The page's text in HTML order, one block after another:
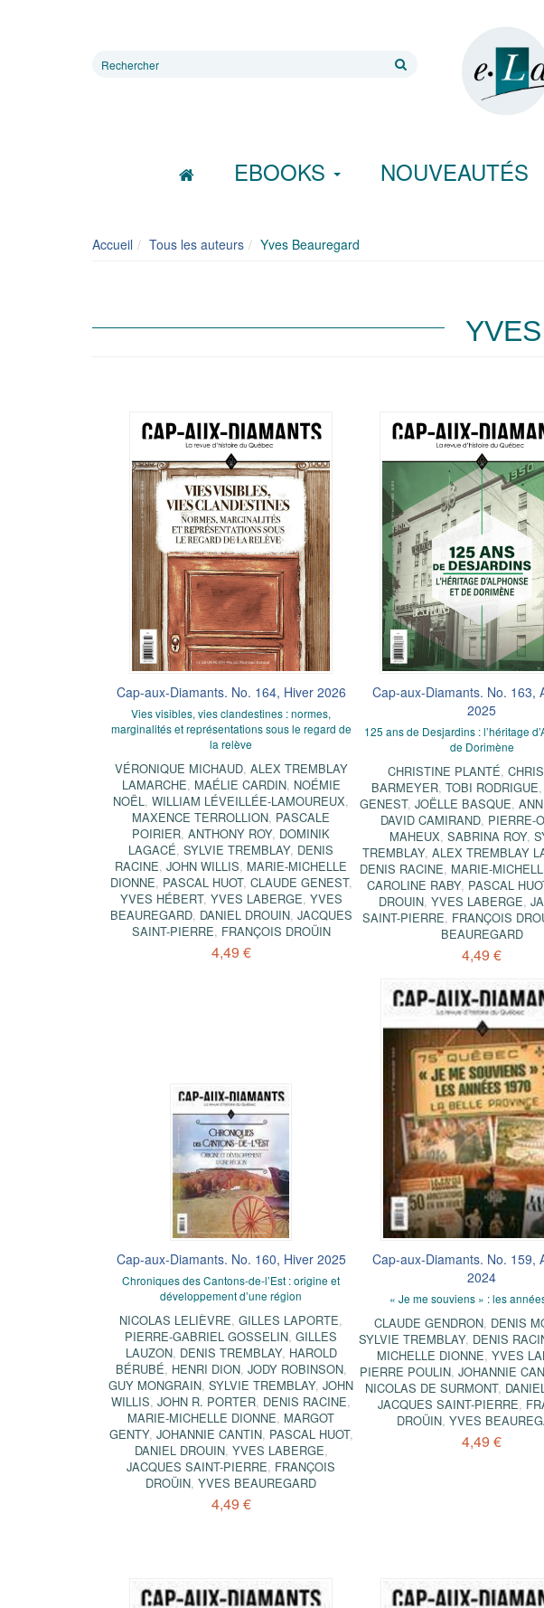
Rechercher
EBOOKS NOUVEAUTÉS
Accueil Tous les auteurs Yves Beauregard
Cap-aux-Diamants. No. 164, Hiver 2026
Vies visibles, vies clandestines : normes,
marginalités et représentations sous le regard de
la relève
VÉRONIQUE MICHAUD, ALEX TREMBLAY
LAMARCHE, MAÉLIE CARDIN, NOÉMIE
NOËL ,WILLIAM LÉVEILLÉE-LAMOUREUX,
MAXENCE TERROLLION, PASCALE
POIRIER,ANTHONY ROY, DOMINIK
LAGACÉ,SYLVIE TREMBLAY, DENIS
RACINE,JOHN WILLIS, MARIE-MICHELLE
DIONNE, PASCAL HUOT, CLAUDE GENEST,
YVES HÉBERT, YVES LABERGE, YVES
BEAUREGARD, DANIEL DROUIN, JACQUES
SAINT-PIERRE, FRANÇOIS DROÜIN
4,49 €
Cap-aux-Diamants. No. 163,
2025
125 ans de Desjardins : l’héritage
de Dorimène
CHRISTINE PLANTÉ,
BARMEYER, TOBI RODRIGUE,
GENEST,JOËLLE BASQUE,
DAVID CAMIRAND, PIERRE-
MAHEUX, SABRINA ROY,
TREMBLAY, ALEX TREMBLAY
DENIS RACINE, MARIE-
CAROLINE RABY, PASCAL
DROUIN, YVES LABERGE,
SAINT-PIERRE, FRANÇOIS
BEAUREGARD
4,49 €
Cap-aux-Diamants. No. 160, Hiver 2025
Chroniques des Cantons-de-l’Est : origine et
développement d’une région
NICOLAS LELIÈVRE,GILLES LAPORTE,
PIERRE-GABRIEL GOSSELIN,GILLES
LAUZON, DENIS TREMBLAY, HAROLD
BÉRUBÉ, HENRI DION, JODY ROBINSON,
GUY MONGRAIN,SYLVIE TREMBLAY,JOHN
WILLIS,JOHN R. PORTER, DENIS RACINE,
MARIE-MICHELLE DIONNE, MARGOT
GENTY, JOHANNIE CANTIN, PASCAL HUOT,
DANIEL DROUIN, YVES LABERGE,
JACQUES SAINT-PIERRE, FRANÇOIS
DROÜIN,YVES BEAUREGARD
4,49 €
Cap-aux-Diamants. No. 159,
2024
« Je me souviens » : les
CLAUDE GENDRON, DENIS
SYLVIE TREMBLAY, DENIS
MICHELLE DIONNE, YVES
PIERRE POULIN, JOHANNIE
NICOLAS DE SURMONT,
JACQUES SAINT-PIERRE,
DROÜIN, YVES
4,49 €